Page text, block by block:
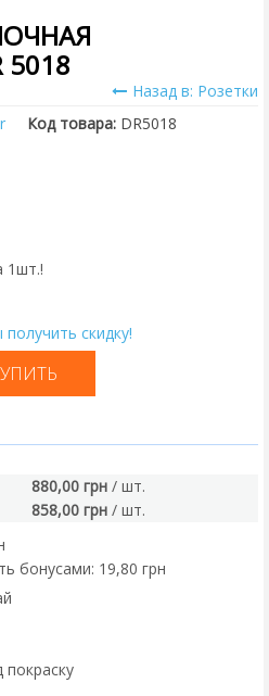
5018
Назад в: Розетки
Код товара: DR5018
1шт.!
скидку!
880,00 грн / шт.
858,00 грн / шт.
бонусами: 19,80 грн
покраску